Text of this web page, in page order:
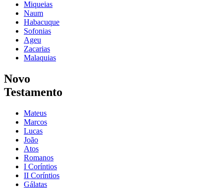
Miqueias
Naum
Habacuque
Sofonias
Ageu
Zacarias
Malaquias
Novo
Testamento
Mateus
Marcos
Lucas
João
Atos
Romanos
I Coríntios
II Coríntios
Gálatas